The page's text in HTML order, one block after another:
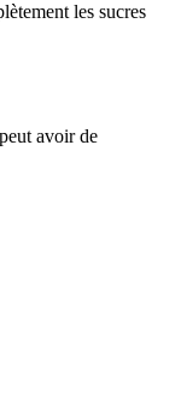
les sucres
avoir de